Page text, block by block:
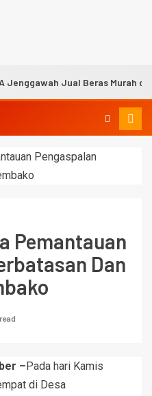
Jenggawah Jual Beras Murah di
Pengaspalan
Pemantauan
Dan
– Pada hari Kamis
di Desa